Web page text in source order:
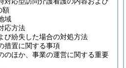
額
域
応方法
び紛失した場合の対処方法
措置に関する事項
のほか、事業の運営に関する重要